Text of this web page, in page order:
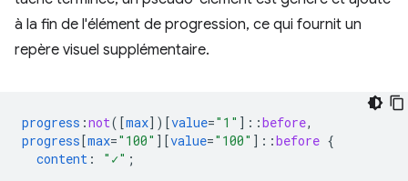
à la fin de l'élément de progression, ce qui fournit un
repère visuel supplémentaire.
progress :not([max])[value="1" ] ::before,
progress [max="100" ][value="100" ] ::before {
content : "✓" ;